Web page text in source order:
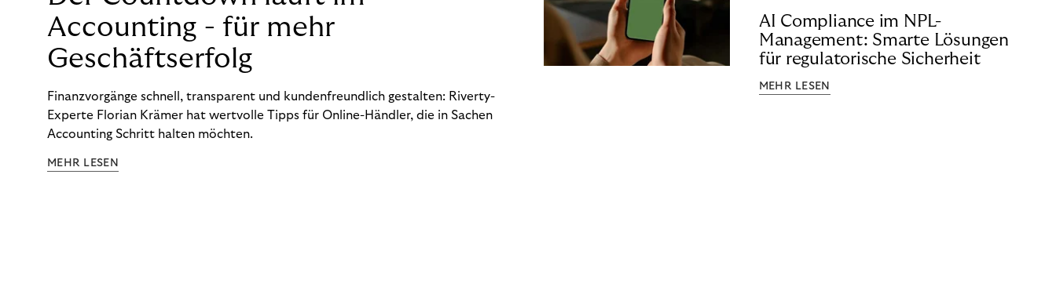
Accounting - für mehr
Geschäftserfolg
Finanzvorgänge schnell, transparent und kundenfreundlich gestalten: Riverty-
Experte Florian Krämer hat wertvolle Tipps für Online-Händler, die in Sachen
Accounting Schritt halten möchten.
MEHR LESEN
AI Compliance im NPL-
Management: Smarte Lösungen
für regulatorische Sicherheit
MEHR LESEN